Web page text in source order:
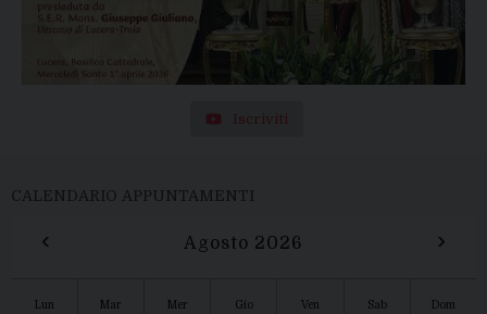
Iscriviti
CALENDARIO APPUNTAMENTI
‹ Agosto 2026 ›
Lun Mar Mer Gio Ven Sab Dom